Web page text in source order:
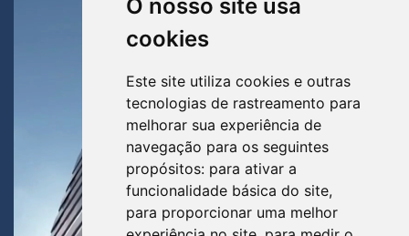
O nosso site usa
cookies
Este site utiliza cookies e outras
tecnologias de rastreamento para
melhorar sua experiência de
navegação para os seguintes
propósitos: para ativar a
funcionalidade básica do site,
para proporcionar uma melhor